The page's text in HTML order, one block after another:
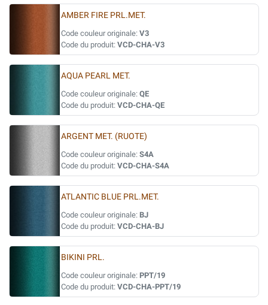
AMBER FIRE PRL.MET.
Code couleur originale: V3
Code du produit: VCD-CHA-V3
AQUA PEARL MET.
Code couleur originale: QE
Code du produit: VCD-CHA-QE
ARGENT MET. (RUOTE)
Code couleur originale: S4A
Code du produit: VCD-CHA-S4A
ATLANTIC BLUE PRL.MET.
Code couleur originale: BJ
Code du produit: VCD-CHA-BJ
BIKINI PRL.
Code couleur originale: PPT/19
Code du produit: VCD-CHA-PPT/19